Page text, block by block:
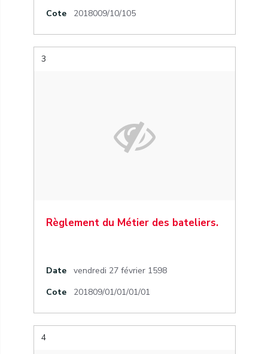
Cote
2018009/10/105
3
Règlement du Métier des bateliers.
Date
vendredi 27 février 1598
Cote
201809/01/01/01/01
4